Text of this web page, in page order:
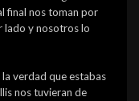
final nos toman por
lado y nosotros lo
verdad que estabas
nos tuvieran de